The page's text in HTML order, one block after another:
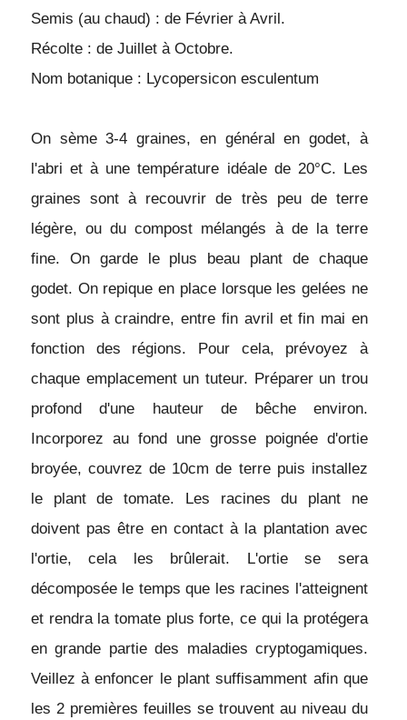
Semis (au chaud) : de Février à Avril.
Récolte : de Juillet à Octobre.
Nom botanique : Lycopersicon esculentum
On sème 3-4 graines, en général en godet, à
l'abri et à une température idéale de 20°C. Les
graines sont à recouvrir de très peu de terre
légère, ou du compost mélangés à de la terre
fine. On garde le plus beau plant de chaque
godet. On repique en place lorsque les gelées ne
sont plus à craindre, entre fin avril et fin mai en
fonction des régions. Pour cela, prévoyez à
chaque emplacement un tuteur. Préparer un trou
profond d'une hauteur de bêche environ.
Incorporez au fond une grosse poignée d'ortie
broyée, couvrez de 10cm de terre puis installez
le plant de tomate. Les racines du plant ne
doivent pas être en contact à la plantation avec
l'ortie, cela les brûlerait. L'ortie se sera
décomposée le temps que les racines l'atteignent
et rendra la tomate plus forte, ce qui la protégera
en grande partie des maladies cryptogamiques.
Veillez à enfoncer le plant suffisamment afin que
les 2 premières feuilles se trouvent au niveau du